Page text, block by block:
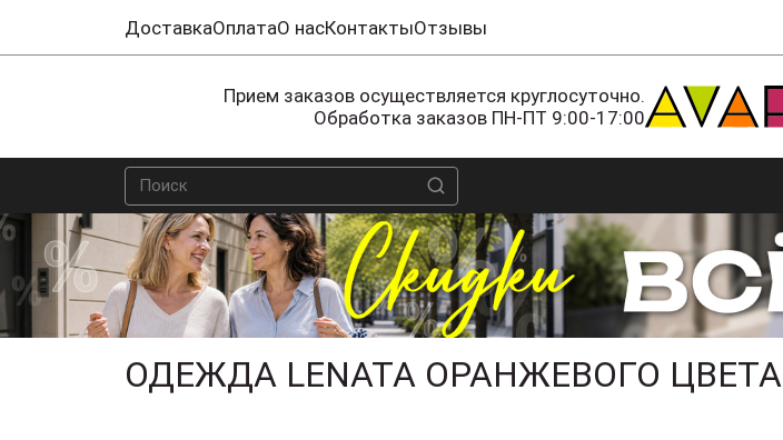
ДоставкаОплатаО насКонтактыОтзывы
Прием заказов осуществляется круглосуточно.
Обработка заказов ПН-ПТ 9:00-17:00
ОДЕЖДА LENATA ОРАНЖЕВОГО ЦВЕТА